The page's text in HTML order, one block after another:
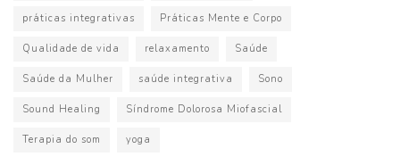
práticas integrativas Práticas Mente e Corpo
Qualidade de vida relaxamento Saúde
Saúde da Mulher saúde integrativa Sono
Sound Healing Síndrome Dolorosa Miofascial
Terapia do som yoga